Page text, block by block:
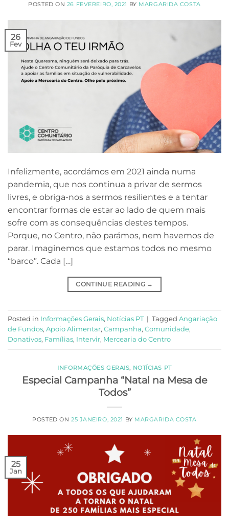
POSTED ON 26 FEVEREIRO, 2021 BY MARGARIDA COSTA
26
Fev
Infelizmente, acordámos em 2021 ainda numa
pandemia, que nos continua a privar de sermos
livres, e obriga-nos a sermos resilientes e a tentar
encontrar formas de estar ao lado de quem mais
sofre com as consequências destes tempos.
Porque, no Centro, não parámos, nem havemos de
parar. Imaginemos que estamos todos no mesmo
“barco”. Cada […]
CONTINUE READING →
Posted in Informações Gerais, Notícias PT | Tagged Angariação
de Fundos, Apoio Alimentar, Campanha, Comunidade,
Donativos, Famílias, Intervir, Mercearia do Centro
INFORMAÇÕES GERAIS, NOTÍCIAS PT
Especial Campanha “Natal na Mesa de
Todos”
POSTED ON 25 JANEIRO, 2021 BY MARGARIDA COSTA
25
Jan